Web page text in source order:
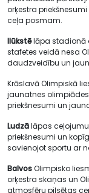
orķestra
ceļa posmam.
Ilūkstēlāpa stadionā
stafetes veidā nesa
daudzveidību un
Krāslavā Olimpiskā
jaunatnes
priekšnesumi un
Ludzālāpas
priekšnesumi un
savienojot sportu ar
BalvosOlimpisko
orķestra skaņas un
atmosfēru pilsētas